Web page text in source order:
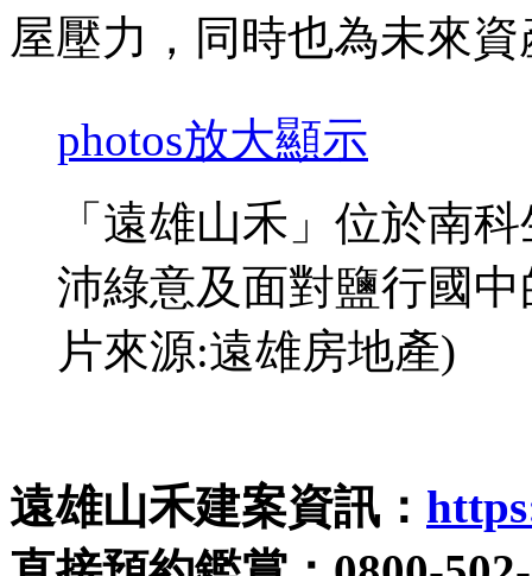
屋壓力，同時也為未來
photos放大顯示
「遠雄山禾」位於南
沛綠意及面對鹽行國
片來源:遠雄房地產)
遠雄山禾建案資訊：